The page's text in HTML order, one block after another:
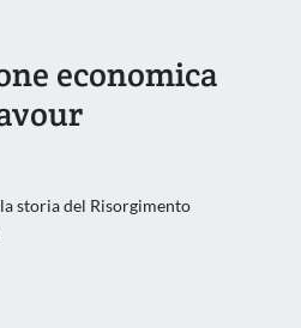
economica
storia del Risorgimento